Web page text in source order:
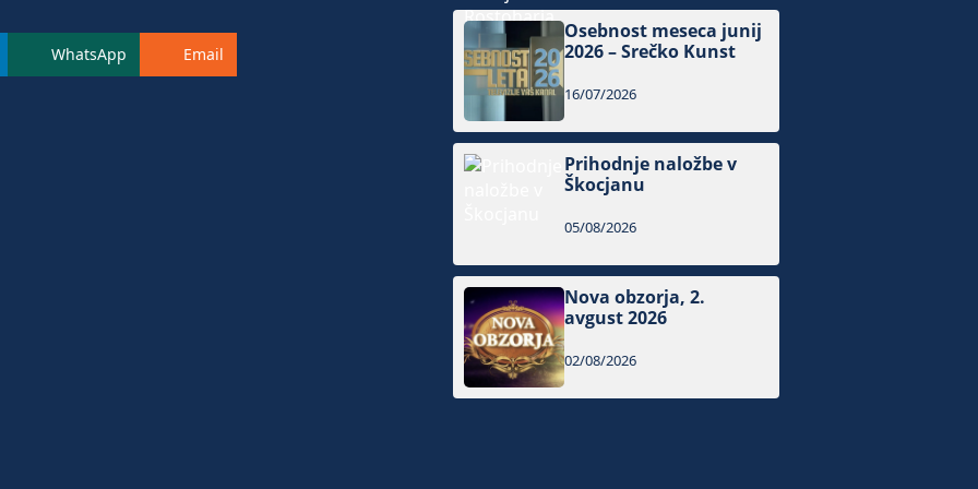
WhatsApp Email
Osebnost meseca junij
2026 – Srečko Kunst
16/07/2026
Prihodnje naložbe v
Škocjanu
05/08/2026
Nova obzorja, 2.
avgust 2026
02/08/2026